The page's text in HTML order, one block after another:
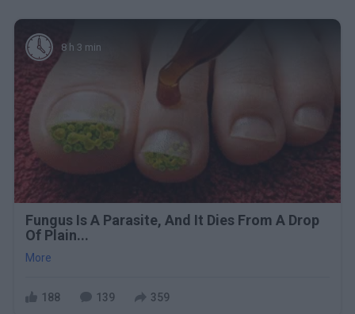
8 h 3 min
Fungus Is A Parasite, And It Dies From A Drop
Of Plain...
More
188 139 359